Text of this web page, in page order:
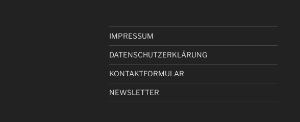
IMPRESSUM
DATENSCHUTZERKLÄRUNG
KONTAKTFORMULAR
NEWSLETTER